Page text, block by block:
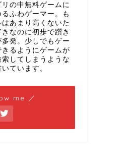
の中無料ゲームに
ふわゲーマー。も
あまり高くないた
なのに初歩で躓き
発。少しでもゲー
るようにゲームが
してしまうような
ています。
me ／